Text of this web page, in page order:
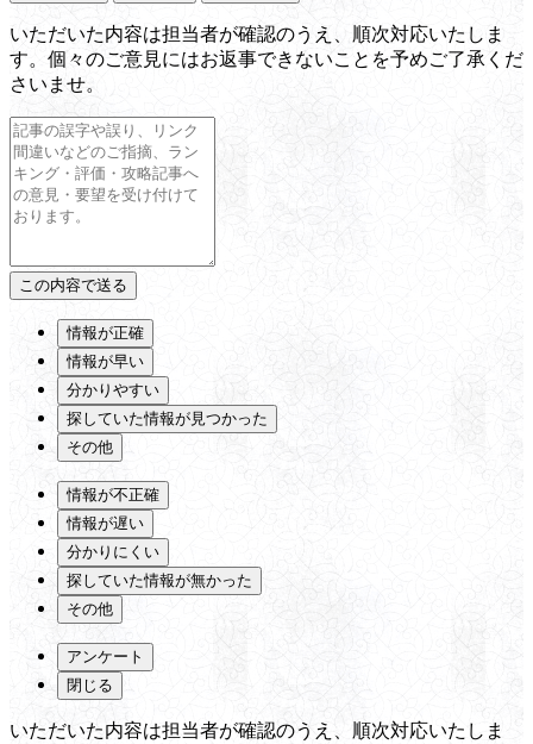
いただいた内容は担当者が確認のうえ、順次対応いたしま
す。個々のご意見にはお返事できないことを予めご了承くだ
さいませ。
情報が正確
情報が早い
分かりやすい
探していた情報が見つかった
その他
情報が不正確
情報が遅い
分かりにくい
探していた情報が無かった
その他
アンケート
閉じる
いただいた内容は担当者が確認のうえ、順次対応いたしま